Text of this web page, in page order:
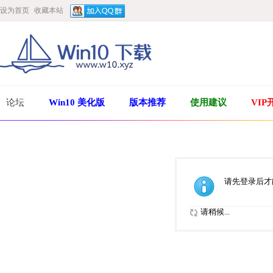
设为首页 收藏本站
论坛 Win10 美化版 版本推荐 使用建议 VIP
请先登录后
请稍候...